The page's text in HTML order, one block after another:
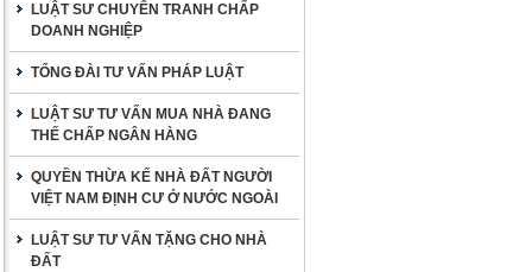
LUẬT SƯ CHUYÊN TRANH CHẤP
DOANH NGHIỆP
TỔNG ĐÀI TƯ VẤN PHÁP LUẬT
LUẬT SƯ TƯ VẤN MUA NHÀ ĐANG
THẾ CHẤP NGÂN HÀNG
QUYỀN THỪA KẾ NHÀ ĐẤT NGƯỜI
VIỆT NAM ĐỊNH CƯ Ở NƯỚC NGOÀI
LUẬT SƯ TƯ VẤN TẶNG CHO NHÀ
ĐẤT